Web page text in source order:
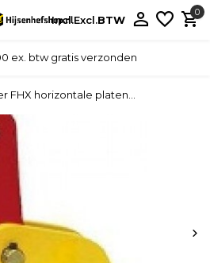
Incl.Excl.BTW
0
ex. btw gratis verzonden
FHX horizontale platen...